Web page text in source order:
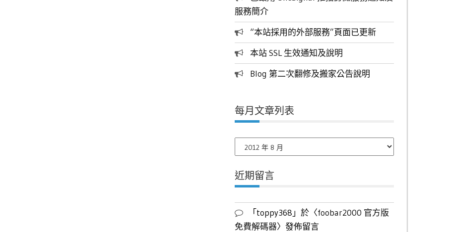
服務簡介
“本站採用的外部服務”頁面已更新
本站 SSL 生效通知及說明
Blog 第二次翻修及搬家公告說明
每月文章列表
月
章
列
近期留言
「toppy368 」於〈foobar2000 官方版
免費解碼器〉發佈留言